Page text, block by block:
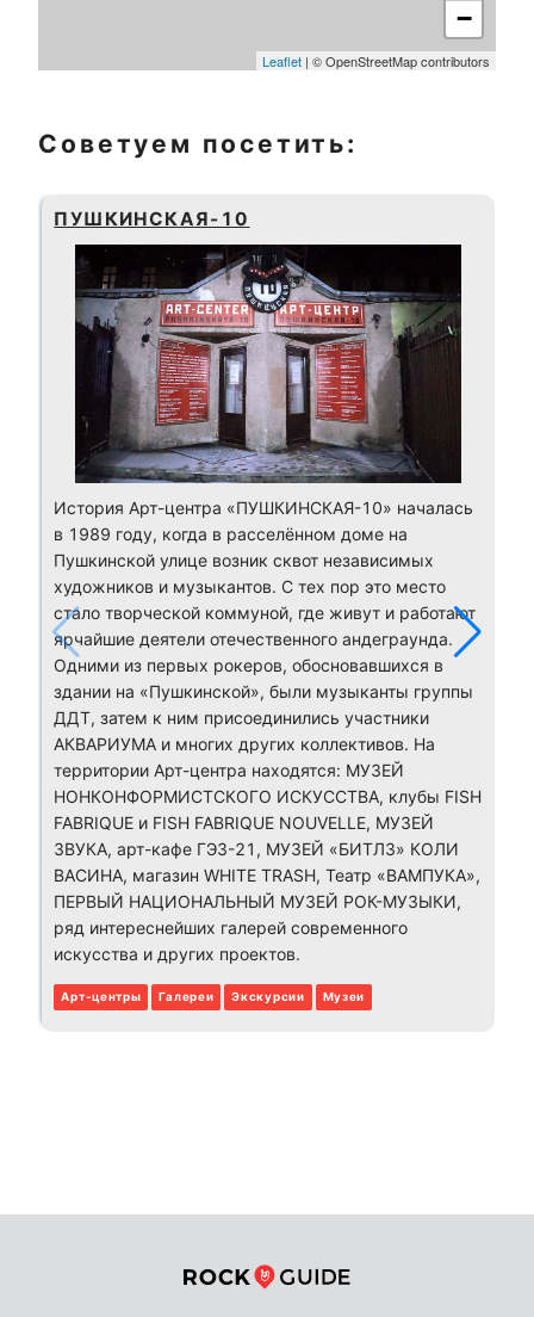
−
Leaflet| © OpenStreetMap contributors
Советуем посетить:
ПУШКИНСКАЯ-10
История Арт-центра «ПУШКИНСКАЯ-10» началась
в 1989 году, когда в расселённом доме на
Пушкинской улице возник сквот независимых
художников и музыкантов. С тех пор это место
стало творческой коммуной, где живут и работают
ярчайшие деятели отечественного андеграунда.
Одними из первых рокеров, обосновавшихся в
здании на «Пушкинской», были музыканты группы
ДДТ, затем к ним присоединились участники
АКВАРИУМА и многих других коллективов. На
территории Арт-центра находятся: МУЗЕЙ
НОНКОНФОРМИСТСКОГО ИСКУССТВА, клубы FISH
FABRIQUE и FISH FABRIQUE NOUVELLE, МУЗЕЙ
ЗВУКА, арт-кафе ГЭЗ-21, МУЗЕЙ «БИТЛЗ» КОЛИ
ВАСИНА, магазин WHITE TRASH, Театр «ВАМПУКА»,
ПЕРВЫЙ НАЦИОНАЛЬНЫЙ МУЗЕЙ РОК-МУЗЫКИ,
ряд интереснейших галерей современного
искусства и других проектов.
Арт-центры Галереи Экскурсии Музеи